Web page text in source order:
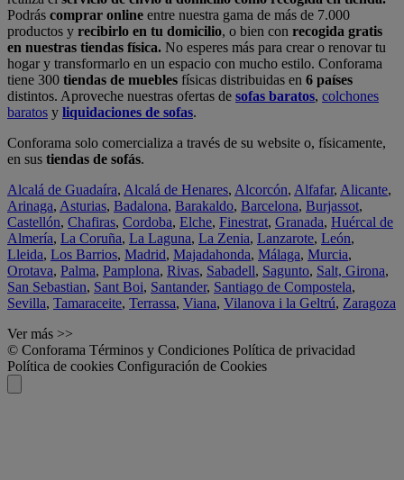
Podrás comprar online entre nuestra gama de más de 7.000
productos y recibirlo en tu domicilio, o bien con recogida gratis
en nuestras tiendas física. No esperes más para crear o renovar tu
hogar y transformarlo en un espacio con mucho estilo. Conforama
tiene 300 tiendas de muebles físicas distribuidas en 6 países
distintos. Aproveche nuestras ofertas de sofas baratos, colchones
baratos y liquidaciones de sofas.
Conforama solo comercializa a través de su website o, físicamente,
en sus tiendas de sofás.
Alcalá de Guadaíra, Alcalá de Henares, Alcorcón, Alfafar, Alicante,
Arinaga, Asturias, Badalona, Barakaldo, Barcelona, Burjassot,
Castellón, Chafiras, Cordoba, Elche, Finestrat, Granada, Huércal de
Almería, La Coruña, La Laguna, La Zenia, Lanzarote, León,
Lleida, Los Barrios, Madrid, Majadahonda, Málaga, Murcia,
Orotava, Palma, Pamplona, Rivas, Sabadell, Sagunto, Salt, Girona,
San Sebastian, Sant Boi, Santander, Santiago de Compostela,
Sevilla, Tamaraceite, Terrassa, Viana, Vilanova i la Geltrú, Zaragoza
Ver más >>
© Conforama Términos y Condiciones Política de privacidad
Política de cookies Configuración de Cookies